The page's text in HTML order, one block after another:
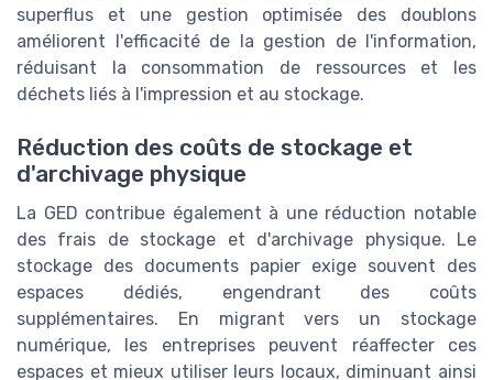
superflus et une gestion optimisée des doublons
améliorent l'efficacité de la gestion de l'information,
réduisant la consommation de ressources et les
déchets liés à l'impression et au stockage.
Réduction des coûts de stockage et
d'archivage physique
La GED contribue également à une réduction notable
des frais de stockage et d'archivage physique. Le
stockage des documents papier exige souvent des
espaces dédiés, engendrant des coûts
supplémentaires. En migrant vers un stockage
numérique, les entreprises peuvent réaffecter ces
espaces et mieux utiliser leurs locaux, diminuant ainsi